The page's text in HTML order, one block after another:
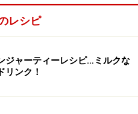
。
レシピ
ジャーティーレシピ…ミルクな
リンク！